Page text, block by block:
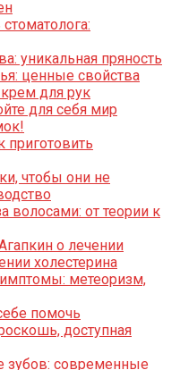
уникальная пряность
ценные свойства
для рук
для себя мир
чтобы они не
волосами: от теории к
о лечении
холестерина
метеоризм,
помочь
доступная
зубов: современные